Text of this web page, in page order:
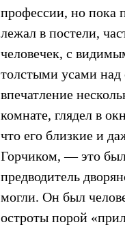
профессии, но пока
лежал в постели,
человечек, с
толстыми усами
впечатление
комнате, глядел в
что его близкие и
Горчиком, — это был
предводитель
могли. Он был
остроты порой